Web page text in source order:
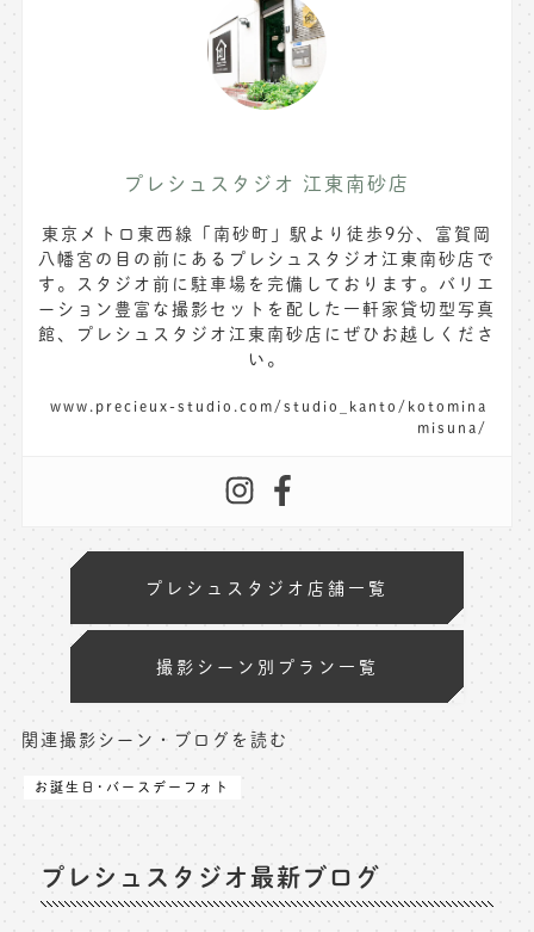
プレシュスタジオ 江東南砂店
東京メトロ東西線「南砂町」駅より徒歩9分、富賀岡
八幡宮の目の前にあるプレシュスタジオ江東南砂店で
す。スタジオ前に駐車場を完備しております。バリエ
ーション豊富な撮影セットを配した一軒家貸切型写真
館、プレシュスタジオ江東南砂店にぜひお越しくださ
い。
www.precieux-studio.com/studio_kanto/kotomina
misuna/
プレシュスタジオ店舗一覧
撮影シーン別プラン一覧
関連撮影シーン・ブログを読む
お誕生日･バースデーフォト
プレシュスタジオ最新ブログ